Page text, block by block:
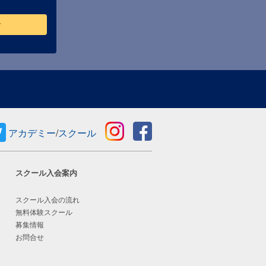
アカデミー/スクール
スクール入会案内
スクール入会の流れ
無料体験スクール
募集情報
お問合せ